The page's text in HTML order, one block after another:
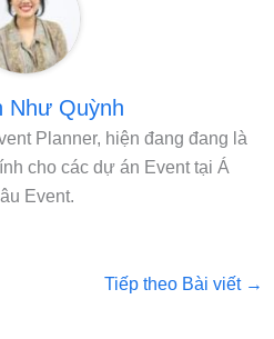
Như Quỳnh
Planner, hiện đang đang là
cho các dự án Event tại Á
Event.
Tiếp theo Bài viết →